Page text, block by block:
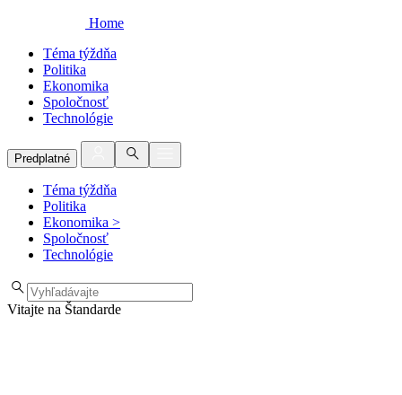
Home
Téma týždňa
Politika
Ekonomika
Spoločnosť
Technológie
Predplatné
Téma týždňa
Politika
Ekonomika >
Spoločnosť
Technológie
Vitajte na Štandarde